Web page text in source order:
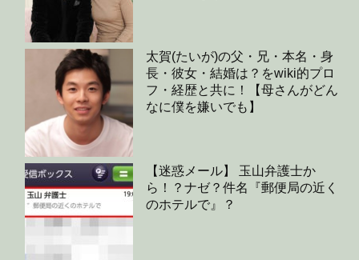
太賀(たいが)の父・兄・本名・身
長・彼女・結婚は？をwiki的プロ
フ・経歴と共に！【母さんがどん
なに僕を嫌いでも】
【迷惑メール】 玉山弁護士か
ら！？ナゼ？件名『郵便局の近く
のホテルで』？